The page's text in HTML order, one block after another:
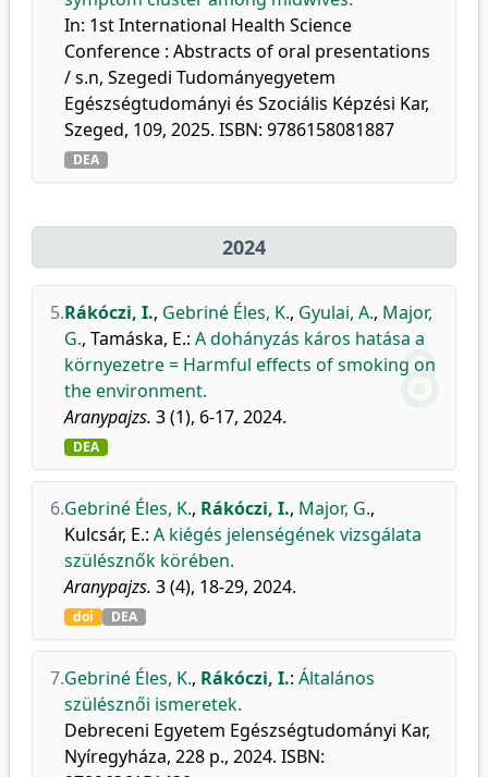
In: 1st International Health Science
Conference : Abstracts of oral presentations
/ s.n, Szegedi Tudományegyetem
Egészségtudományi és Szociális Képzési Kar,
Szeged, 109, 2025. ISBN: 9786158081887
DEA
2024
5.Rákóczi, I., Gebriné Éles, K., Gyulai, A., Major,
G., Tamáska, E.: A dohányzás káros hatása a
környezetre = Harmful effects of smoking on
the environment.
Aranypajzs. 3 (1), 6-17, 2024.
DEA
6.Gebriné Éles, K., Rákóczi, I., Major, G.,
Kulcsár, E.: A kiégés jelenségének vizsgálata
szülésznők körében.
Aranypajzs. 3 (4), 18-29, 2024.
doi DEA
7.Gebriné Éles, K., Rákóczi, I.: Általános
szülésznői ismeretek.
Debreceni Egyetem Egészségtudományi Kar,
Nyíregyháza, 228 p., 2024. ISBN: